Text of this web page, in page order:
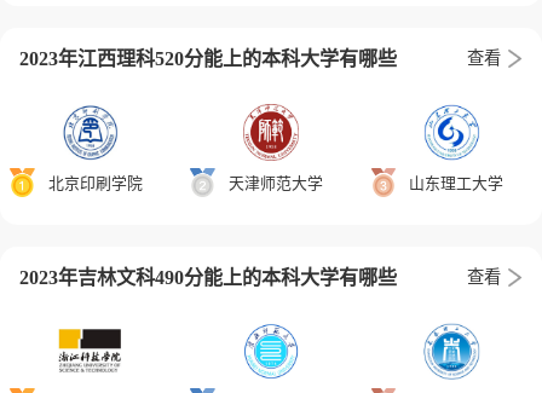
2023年江西理科520分能上的本科大学有哪些 查看
北京印刷学院 天津师范大学 山东理工大学
2023年吉林文科490分能上的本科大学有哪些 查看